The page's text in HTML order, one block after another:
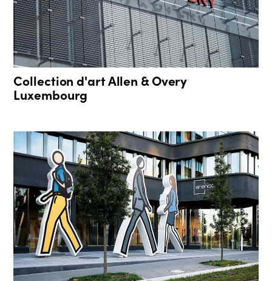
Collection d'art Allen & Overy
Luxembourg